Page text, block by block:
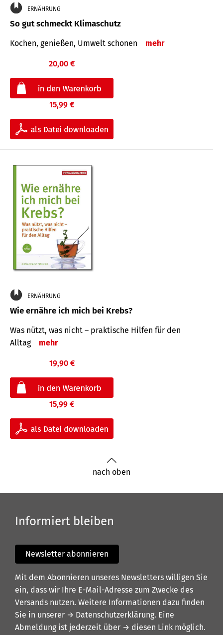
ERNÄHRUNG
So gut schmeckt Klimaschutz
Kochen, genießen, Umwelt schonen mehr
20,00 €
15,99 €
ERNÄHRUNG
Wie ernähre ich mich bei Krebs?
Was nützt, was nicht – praktische Hilfen für den
Alltag
mehr
19,90 €
15,99 €
nach oben
Informiert bleiben
Newsletter abonnieren
Mit dem Abonnieren unseres Newsletters willigen Sie
ein, dass wir Ihre E-Mail-Adresse zum Zwecke des
Versands nutzen. Weitere Informationen dazu finden
Sie in unserer → Datenschutzerklärung. Eine
Abmeldung ist jederzeit über → diesen Link möglich.